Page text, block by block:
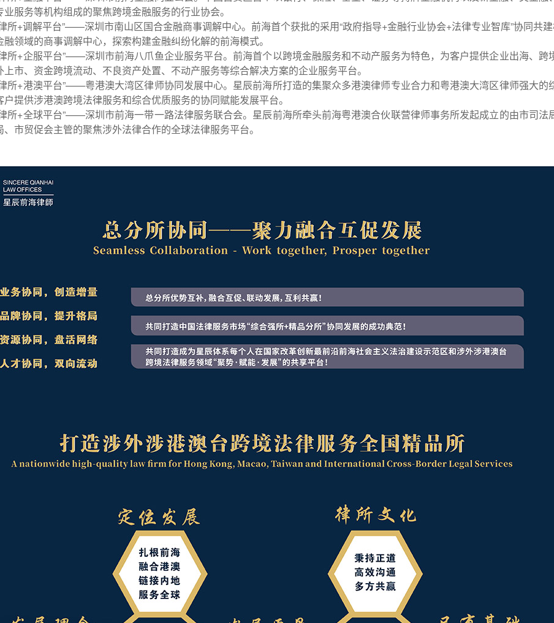
服务等机构组成的聚焦跨境金融服务的行业协会。
所+调解平台”——深圳市南山区国合金融商事调解中心。 前海首个获批的采用“政府指导+金融行业协会+法律专业智库”协同共
融领域的商事调解中心，探索构建金融纠纷化解的前海模式。
所+企服平台”——深圳市前海八爪鱼企业服务平台。前海首个以跨境金融服务和不动产服务为特色，为客户提供企业出海、跨
上市、资金跨境流动、不良资产处置、不动产服务等综合解决方案的企业服务平台。
所+港澳平台”——粤港澳大湾区律师协同发展中心。 星辰前海所打造的集聚众多港澳律师专业合力和粤港澳大湾区律师强大的
提供涉港澳跨境法律服务和综合优质服务的协同赋能发展平台。
所+全球平台”——深圳市前海一带一路法律服务联合会。 星辰前海所牵头前海粤港澳合伙联营律师事务所发起成立的由市司法
市贸促会主管的聚焦涉外法律合作的全球法律服务平台。